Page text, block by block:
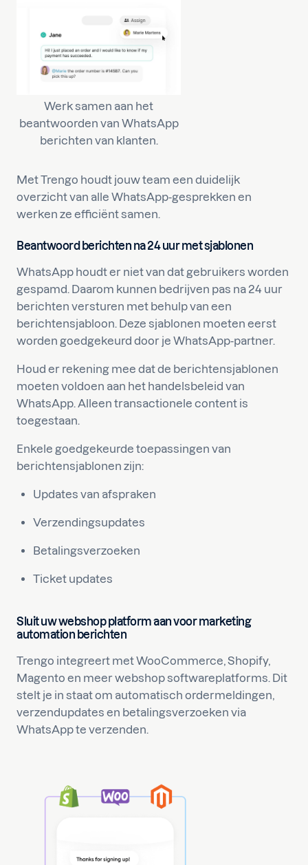
Werk samen aan het
beantwoorden van WhatsApp
berichten van klanten.
Met Trengo houdt jouw team een duidelijk
overzicht van alle WhatsApp-gesprekken en
werken ze efficiënt samen.
Beantwoord berichten na 24 uur met sjablonen
WhatsApp houdt er niet van dat gebruikers worden
gespamd. Daarom kunnen bedrijven pas na 24 uur
berichten versturen met behulp van een
berichtensjabloon. Deze sjablonen moeten eerst
worden goedgekeurd door je WhatsApp-partner.
Houd er rekening mee dat de berichtensjablonen
moeten voldoen aan het handelsbeleid van
WhatsApp. Alleen transactionele content is
toegestaan.
Enkele goedgekeurde toepassingen van
berichtensjablonen zijn:
Updates van afspraken
Verzendingsupdates
Betalingsverzoeken
Ticket updates
Sluit uw webshop platform aan voor marketing
automation berichten
Trengo integreert met WooCommerce, Shopify,
Magento en meer webshop softwareplatforms. Dit
stelt je in staat om automatisch ordermeldingen,
verzendupdates en betalingsverzoeken via
WhatsApp te verzenden.